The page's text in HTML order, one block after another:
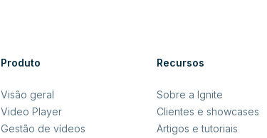
Produto
Visão geral
Video Player
Gestão de vídeos
Recursos
Sobre a Ignite
Clientes e showcases
Artigos e tutoriais